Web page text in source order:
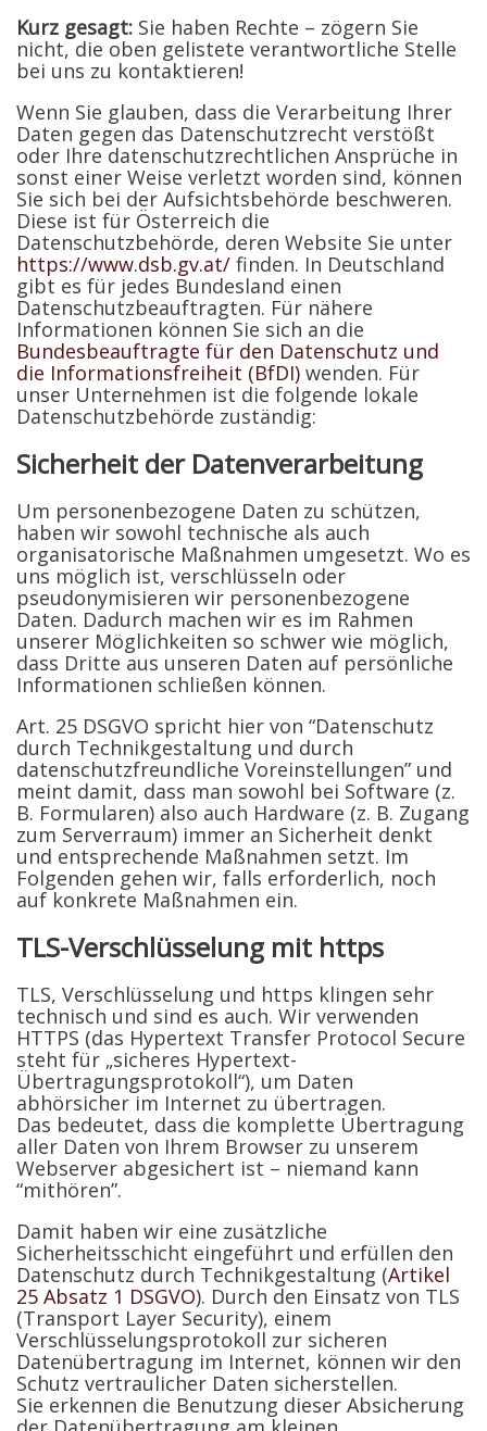
Kurz gesagt: Sie haben Rechte – zögern Sie
nicht, die oben gelistete verantwortliche Stelle
bei uns zu kontaktieren!
Wenn Sie glauben, dass die Verarbeitung Ihrer
Daten gegen das Datenschutzrecht verstößt
oder Ihre datenschutzrechtlichen Ansprüche in
sonst einer Weise verletzt worden sind, können
Sie sich bei der Aufsichtsbehörde beschweren.
Diese ist für Österreich die
Datenschutzbehörde, deren Website Sie unter
https://www.dsb.gv.at/ finden. In Deutschland
gibt es für jedes Bundesland einen
Datenschutzbeauftragten. Für nähere
Informationen können Sie sich an die
Bundesbeauftragte für den Datenschutz und
die Informationsfreiheit (BfDI) wenden. Für
unser Unternehmen ist die folgende lokale
Datenschutzbehörde zuständig:
Sicherheit der Datenverarbeitung
Um personenbezogene Daten zu schützen,
haben wir sowohl technische als auch
organisatorische Maßnahmen umgesetzt. Wo es
uns möglich ist, verschlüsseln oder
pseudonymisieren wir personenbezogene
Daten. Dadurch machen wir es im Rahmen
unserer Möglichkeiten so schwer wie möglich,
dass Dritte aus unseren Daten auf persönliche
Informationen schließen können.
Art. 25 DSGVO spricht hier von “Datenschutz
durch Technikgestaltung und durch
datenschutzfreundliche Voreinstellungen” und
meint damit, dass man sowohl bei Software (z.
B. Formularen) also auch Hardware (z. B. Zugang
zum Serverraum) immer an Sicherheit denkt
und entsprechende Maßnahmen setzt. Im
Folgenden gehen wir, falls erforderlich, noch
auf konkrete Maßnahmen ein.
TLS-Verschlüsselung mit https
TLS, Verschlüsselung und https klingen sehr
technisch und sind es auch. Wir verwenden
HTTPS (das Hypertext Transfer Protocol Secure
steht für „sicheres Hypertext-
Übertragungsprotokoll“), um Daten
abhörsicher im Internet zu übertragen.
Das bedeutet, dass die komplette Übertragung
aller Daten von Ihrem Browser zu unserem
Webserver abgesichert ist – niemand kann
“mithören”.
Damit haben wir eine zusätzliche
Sicherheitsschicht eingeführt und erfüllen den
Datenschutz durch Technikgestaltung (Artikel
25 Absatz 1 DSGVO). Durch den Einsatz von TLS
(Transport Layer Security), einem
Verschlüsselungsprotokoll zur sicheren
Datenübertragung im Internet, können wir den
Schutz vertraulicher Daten sicherstellen.
Sie erkennen die Benutzung dieser Absicherung